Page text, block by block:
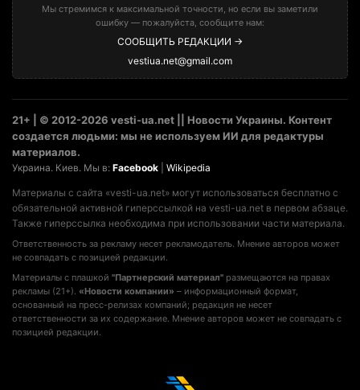
Мы стремимся к максимальной точности, но если вы заметили
ошибку — пожалуйста, сообщите нам:
СООБЩИТЬ РЕДАКЦИИ →
vestiua.net@gmail.com
21+ | © 2012-2026 vesti-ua.net || Новости Украины. Контент
создается людьми: мы не используем ИИ для редактуры
материалов.
Украина. Киев. Мы в: Facebook Wikipedia
Материалы с сайта «vesti-ua.net» могут использоваться бесплатно с
обязательной активной гиперссылкой на vesti-ua.net в первом абзаце.
Также гиперссылка необходима при использовании части материала.
Ответственность за рекламу несет рекламодатель. Мнение авторов может
не совпадать с позицией редакции.
Материалы с плашкой "Партнерский материал" размещаются на правах
рекламы (21+). «Новости компании» – информационный формат,
основанный на пресс-релизах компаний; редакция не несет
ответственности за их содержание. Мнение авторов может не совпадать с
позицией редакции.